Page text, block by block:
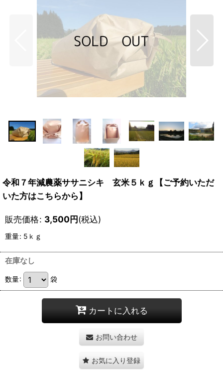
令和７年減農薬ササニシキ 玄米５ｋｇ【ご予約いただ
いた方はこちらから】
販売価格: 3,500円(税込)
重量: 5ｋｇ
在庫なし
数量: 袋
カートに入れる
お問い合わせ
お気に入り登録